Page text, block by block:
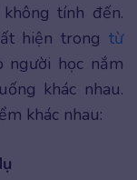
tính đến.
hiện trong từ
người học nắm
khác nhau.
khác nhau: